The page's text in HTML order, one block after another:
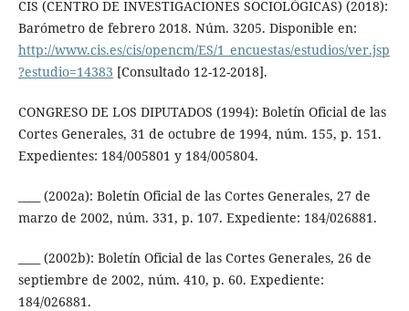
CIS (CENTRO DE INVESTIGACIONES SOCIOLÓGICAS) (2018):
Barómetro de febrero 2018. Núm. 3205. Disponible en:
http://www.cis.es/cis/opencm/ES/1_encuestas/estudios/ver.jsp
?estudio=14383 [Consultado 12-12-2018].
CONGRESO DE LOS DIPUTADOS (1994): Boletín Oficial de las
Cortes Generales, 31 de octubre de 1994, núm. 155, p. 151.
Expedientes: 184/005801 y 184/005804.
____ (2002a): Boletín Oficial de las Cortes Generales, 27 de
marzo de 2002, núm. 331, p. 107. Expediente: 184/026881.
____ (2002b): Boletín Oficial de las Cortes Generales, 26 de
septiembre de 2002, núm. 410, p. 60. Expediente:
184/026881.